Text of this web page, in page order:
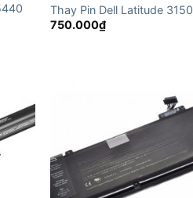
Thay Pin Dell Latitude 3150
750.000₫